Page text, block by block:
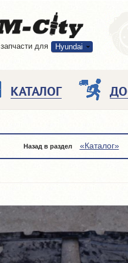
запчасти для Hyundai
КАТАЛОГ
Назад в раздел «Каталог»